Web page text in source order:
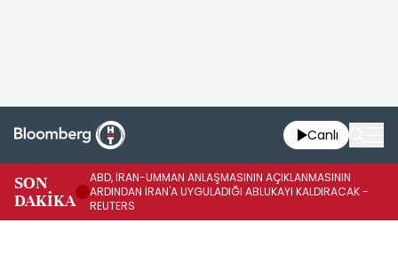
Canlı
SON
DAKİKA
ABD, İRAN-UMMAN ANLAŞMASININ AÇIKLANMASININ
ARDINDAN İRAN'A UYGULADIĞI ABLUKAYI KALDIRACAK -
REUTERS